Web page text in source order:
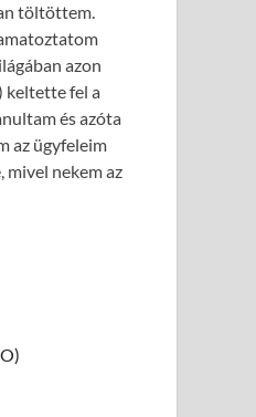
töltöttem.
azon
keltette fel a
és azóta
az ügyfeleim
mivel nekem az